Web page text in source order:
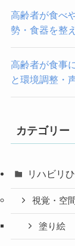
高齢者が食べ
勢・食器を整
高齢者が食事
と環境調整・
カテゴリー
リハビリ
視覚・空
塗り絵